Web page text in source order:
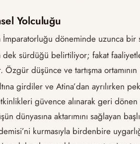
Yolculuğu
döneminde uzunca bir
sürdüğü belirtiliyor; fakat
Özgür düşünce ve tartışma
girdiler ve Atina’dan ayrılırken
güvence alınarak geri
dünyasına aktarımını sağlayan
kurmasıyla birdenbire